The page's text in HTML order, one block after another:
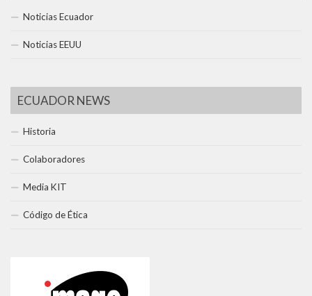
Noticias Ecuador
Noticias EEUU
ECUADOR NEWS
Historia
Colaboradores
Media KIT
Código de Ética